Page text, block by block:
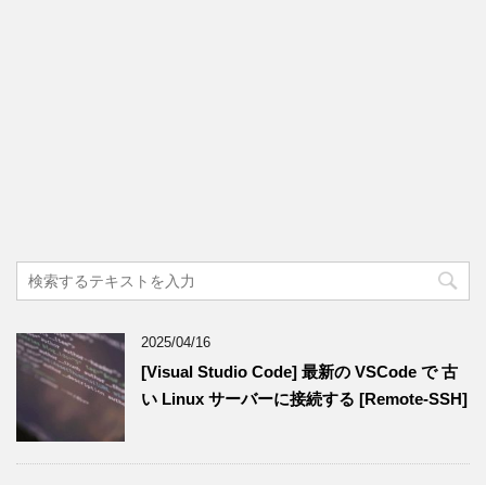
2025/04/16
[Visual Studio Code] 最新の VSCode で 古
い Linux サーバーに接続する [Remote-SSH]